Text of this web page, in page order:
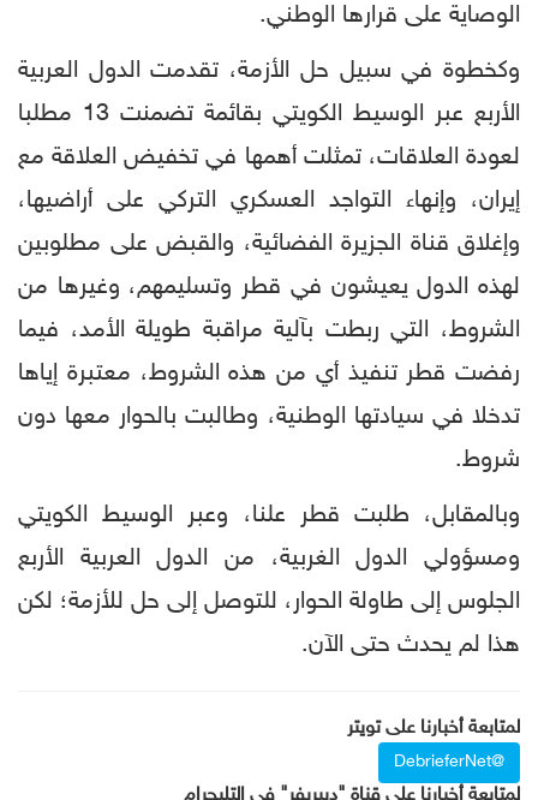
الوصاية على قرارها الوطني.
وكخطوة في سبيل حل الأزمة، تقدمت الدول العربية
الأربع عبر الوسيط الكويتي بقائمة تضمنت 13 مطلبا
لعودة العلاقات، تمثلت أهمها في تخفيض العلاقة مع
إيران، وإنهاء التواجد العسكري التركي على أراضيها،
وإغلاق قناة الجزيرة الفضائية، والقبض على مطلوبين
لهذه الدول يعيشون في قطر وتسليمهم، وغيرها من
الشروط، التي ربطت بآلية مراقبة طويلة الأمد، فيما
رفضت قطر تنفيذ أي من هذه الشروط، معتبرة إياها
تدخلا في سيادتها الوطنية، وطالبت بالحوار معها دون
شروط.
وبالمقابل، طلبت قطر علنا، وعبر الوسيط الكويتي
ومسؤولي الدول الغربية، من الدول العربية الأربع
الجلوس إلى طاولة الحوار، للتوصل إلى حل للأزمة؛ لكن
هذا لم يحدث حتى الآن.
لمتابعة أخبارنا على تويتر
@DebrieferNet